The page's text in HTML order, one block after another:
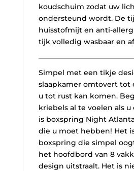
koudschuim zodat uw
ondersteund wordt. De
huisstofmijt en anti-
tijk volledig wasbaar en
Simpel met een tikje
slaapkamer omtovert tot
u tot rust kan komen.
kriebels al te voelen als u
is boxspring Night
die u moet hebben! Het
boxspring die simpel
het hoofdbord van 8
design uitstraalt. Het is